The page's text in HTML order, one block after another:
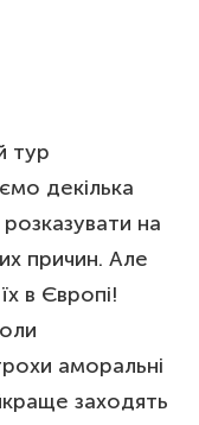
тур
декілька
на
причин. Але
в Європі!
аморальні
заходять